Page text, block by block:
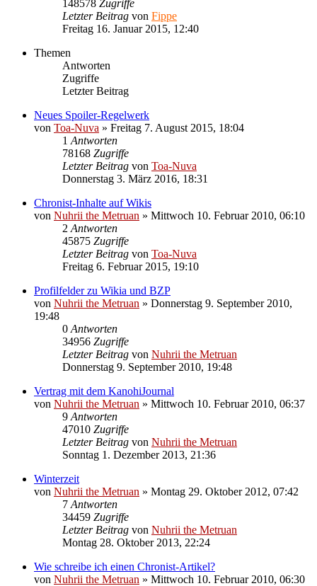
148578 Zugriffe
Letzter Beitrag von Fippe
Freitag 16. Januar 2015, 12:40
Themen
Antworten
Zugriffe
Letzter Beitrag
Neues Spoiler-Regelwerk
von Toa-Nuva » Freitag 7. August 2015, 18:04
1 Antworten
78168 Zugriffe
Letzter Beitrag von Toa-Nuva
Donnerstag 3. März 2016, 18:31
Chronist-Inhalte auf Wikis
von Nuhrii the Metruan » Mittwoch 10. Februar 2010, 06:10
2 Antworten
45875 Zugriffe
Letzter Beitrag von Toa-Nuva
Freitag 6. Februar 2015, 19:10
Profilfelder zu Wikia und BZP
von Nuhrii the Metruan » Donnerstag 9. September 2010,
19:48
0 Antworten
34956 Zugriffe
Letzter Beitrag von Nuhrii the Metruan
Donnerstag 9. September 2010, 19:48
Vertrag mit dem KanohiJournal
von Nuhrii the Metruan » Mittwoch 10. Februar 2010, 06:37
9 Antworten
47010 Zugriffe
Letzter Beitrag von Nuhrii the Metruan
Sonntag 1. Dezember 2013, 21:36
Winterzeit
von Nuhrii the Metruan » Montag 29. Oktober 2012, 07:42
7 Antworten
34459 Zugriffe
Letzter Beitrag von Nuhrii the Metruan
Montag 28. Oktober 2013, 22:24
Wie schreibe ich einen Chronist-Artikel?
von Nuhrii the Metruan » Mittwoch 10. Februar 2010, 06:30